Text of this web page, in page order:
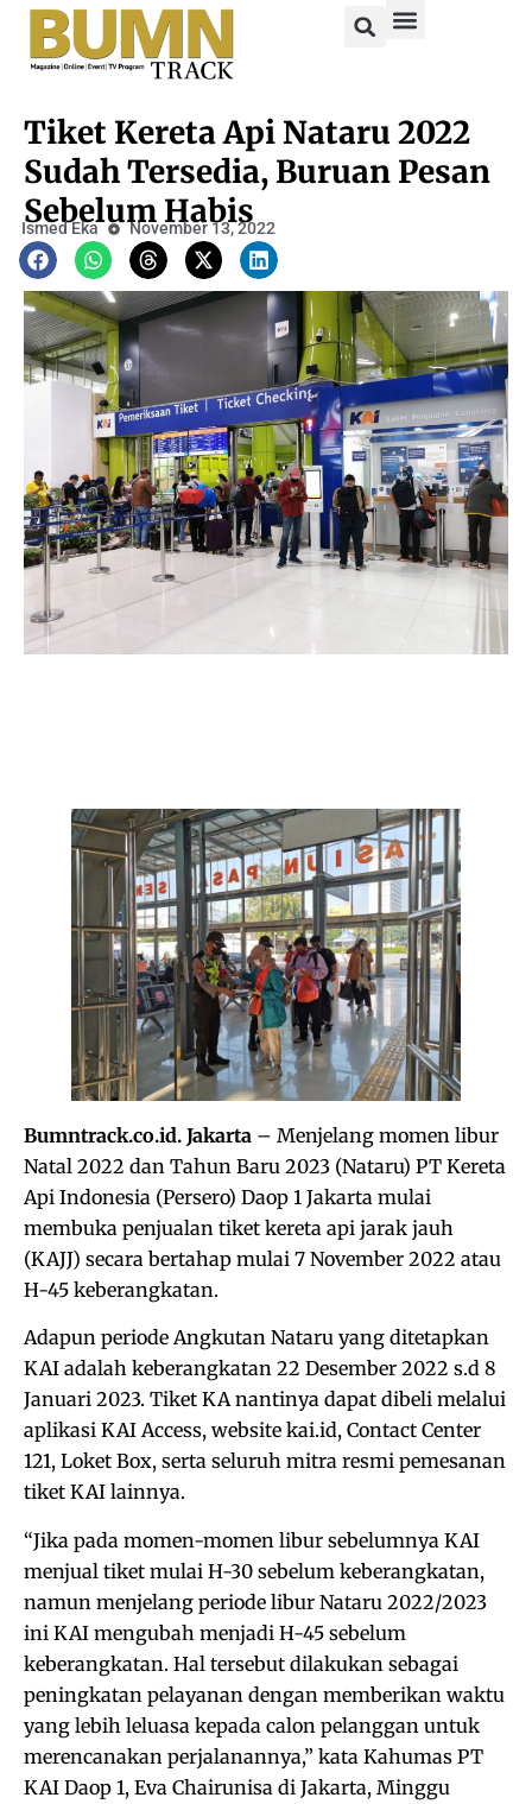
Tiket Kereta Api Nataru 2022
Sudah Tersedia, Buruan Pesan
Sebelum Habis
Ismed Eka November 13, 2022
Bumntrack.co.id. Jakarta – Menjelang momen libur
Natal 2022 dan Tahun Baru 2023 (Nataru) PT Kereta
Api Indonesia (Persero) Daop 1 Jakarta mulai
membuka penjualan tiket kereta api jarak jauh
(KAJJ) secara bertahap mulai 7 November 2022 atau
H-45 keberangkatan.
Adapun periode Angkutan Nataru yang ditetapkan
KAI adalah keberangkatan 22 Desember 2022 s.d 8
Januari 2023. Tiket KA nantinya dapat dibeli melalui
aplikasi KAI Access, website kai.id, Contact Center
121, Loket Box, serta seluruh mitra resmi pemesanan
tiket KAI lainnya.
“Jika pada momen-momen libur sebelumnya KAI
menjual tiket mulai H-30 sebelum keberangkatan,
namun menjelang periode libur Nataru 2022/2023
ini KAI mengubah menjadi H-45 sebelum
keberangkatan. Hal tersebut dilakukan sebagai
peningkatan pelayanan dengan memberikan waktu
yang lebih leluasa kepada calon pelanggan untuk
merencanakan perjalanannya,” kata Kahumas PT
KAI Daop 1, Eva Chairunisa di Jakarta, Minggu